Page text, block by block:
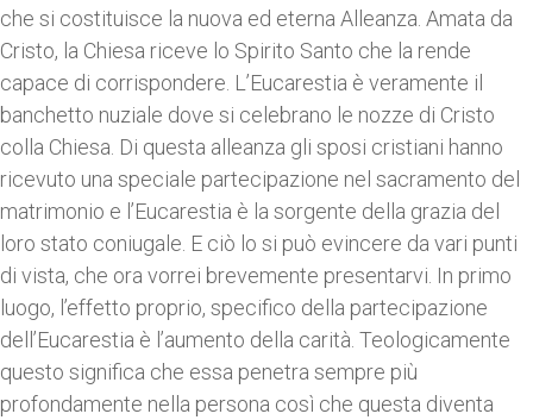
che si costituisce la nuova ed eterna Alleanza. Amata da
Cristo, la Chiesa riceve lo Spirito Santo che la rende
capace di corrispondere. L’Eucarestia è veramente il
banchetto nuziale dove si celebrano le nozze di Cristo
colla Chiesa. Di questa alleanza gli sposi cristiani hanno
ricevuto una speciale partecipazione nel sacramento del
matrimonio e l’Eucarestia è la sorgente della grazia del
loro stato coniugale. E ciò lo si può evincere da vari punti
di vista, che ora vorrei brevemente presentarvi. In primo
luogo, l’effetto proprio, specifico della partecipazione
dell’Eucarestia è l’aumento della carità. Teologicamente
questo significa che essa penetra sempre più
profondamente nella persona così che questa diventa